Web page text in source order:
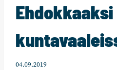
Ehdokkaaksi
04.09.2019